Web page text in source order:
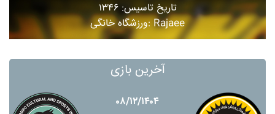
تاریخ تاسیس: ۱۳۴۶
ورزشگاه خانگی: Rajaee
آخرین بازی
۰۸/۱۲/۱۴۰۴